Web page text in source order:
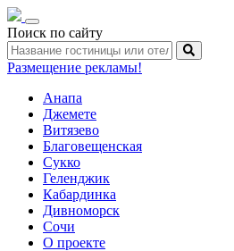
Toggle
navigation
Поиск по сайту
Размещение рекламы!
Анапа
Джемете
Витязево
Благовещенская
Сукко
Геленджик
Кабардинка
Дивноморск
Сочи
О проекте